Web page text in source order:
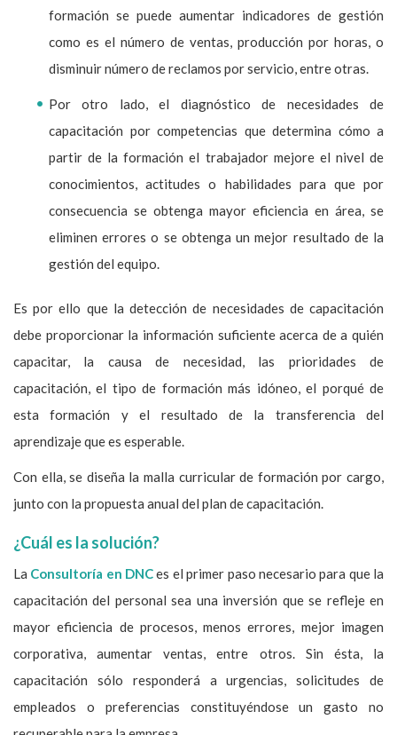
formación se puede aumentar indicadores de gestión
como es el número de ventas, producción por horas, o
disminuir número de reclamos por servicio, entre otras.
Por otro lado, el diagnóstico de necesidades de
capacitación por competencias que determina cómo a
partir de la formación el trabajador mejore el nivel de
conocimientos, actitudes o habilidades para que por
consecuencia se obtenga mayor eficiencia en área, se
eliminen errores o se obtenga un mejor resultado de la
gestión del equipo.
Es por ello que la detección de necesidades de capacitación
debe proporcionar la información suficiente acerca de a quién
capacitar, la causa de necesidad, las prioridades de
capacitación, el tipo de formación más idóneo, el porqué de
esta formación y el resultado de la transferencia del
aprendizaje que es esperable.
Con ella, se diseña la malla curricular de formación por cargo,
junto con la propuesta anual del plan de capacitación.
¿Cuál es la solución?
La Consultoría en DNCes el primer paso necesario para que la
capacitación del personal sea una inversión que se refleje en
mayor eficiencia de procesos, menos errores, mejor imagen
corporativa, aumentar ventas, entre otros. Sin ésta, la
capacitación sólo responderá a urgencias, solicitudes de
empleados o preferencias constituyéndose un gasto no